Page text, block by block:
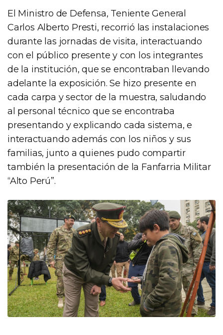
El Ministro de Defensa, Teniente General
Carlos Alberto Presti, recorrió las instalaciones
durante las jornadas de visita, interactuando
con el público presente y con los integrantes
de la institución, que se encontraban llevando
adelante la exposición. Se hizo presente en
cada carpa y sector de la muestra, saludando
al personal técnico que se encontraba
presentando y explicando cada sistema, e
interactuando además con los niños y sus
familias, junto a quienes pudo compartir
también la presentación de la Fanfarria Militar
“Alto Perú”.